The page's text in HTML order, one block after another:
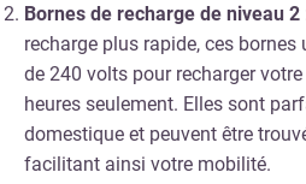
Bornes de recharge de niveau 2
recharge plus rapide, ces
de 240 volts pour recharger
heures seulement. Elles sont
domestique et peuvent être
facilitant ainsi votre mobilité.